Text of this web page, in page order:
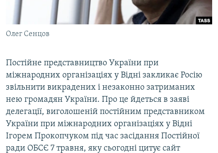
СВІДЧЕННЯ ОКУПАЦІЇ
УКРАЇНСЬКА ПРОБЛЕМА КРИМУ
ІНФОГРАФІКА
Qırımtatar
ДОЛУЧАЙСЯ!
Усі сайти RFE/RL
Олег Сенцов
Постійне представництво України при
міжнародних організаціях у Відні закликає Росію
звільнити викрадених і незаконно затриманих
нею громадян України. Про це йдеться в заяві
делегації, виголошеній постійним представником
України при міжнародних організаціях у Відні
Ігорем Прокопчуком під час засідання Постійної
ради ОБСЄ 7 травня, яку сьогодні цитує сайт